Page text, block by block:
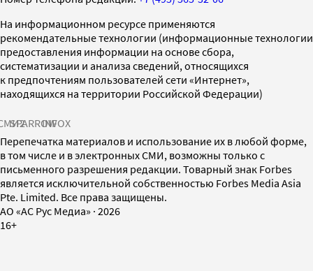
На информационном ресурсе применяются
рекомендательные технологии (информационные технологии
предоставления информации на основе сбора,
систематизации и анализа сведений, относящихся
к предпочтениям пользователей сети «Интернет»,
находящихся на территории Российской Федерации)
SPARROWINFOX
Перепечатка материалов и использование их в любой форме,
в том числе и в электронных СМИ, возможны только с
письменного разрешения редакции. Товарный знак Forbes
является исключительной собственностью Forbes Media Asia
Pte. Limited. Все права защищены.
AO «АС Рус Медиа» · 2026
16+